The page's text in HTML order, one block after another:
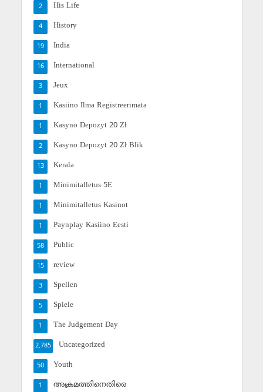
His Life
2
History
4
India
19
International
16
Jeux
3
Kasiino Ilma Registreerimata
1
Kasyno Depozyt 20 Zł
1
Kasyno Depozyt 20 Zł Blik
2
Kerala
13
Minimitalletus 5E
1
Minimitalletus Kasinot
1
Paynplay Kasiino Eesti
1
Public
58
review
15
Spellen
3
Spiele
5
The Judgement Day
1
Uncategorized
2,785
Youth
50
അക്രമത്തിനെതിരെ
1